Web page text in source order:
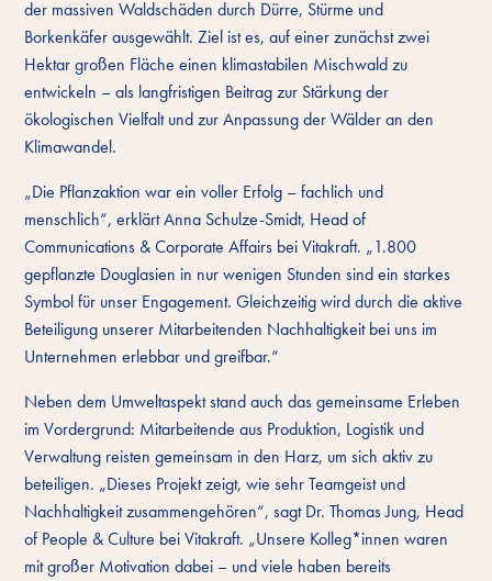
der massiven Waldschäden durch Dürre, Stürme und
Borkenkäfer ausgewählt. Ziel ist es, auf einer zunächst zwei
Hektar großen Fläche einen klimastabilen Mischwald zu
entwickeln – als langfristigen Beitrag zur Stärkung der
ökologischen Vielfalt und zur Anpassung der Wälder an den
Klimawandel.
„Die Pflanzaktion war ein voller Erfolg – fachlich und
menschlich“, erklärt Anna Schulze-Smidt, Head of
Communications & Corporate Affairs bei Vitakraft. „1.800
gepflanzte Douglasien in nur wenigen Stunden sind ein starkes
Symbol für unser Engagement. Gleichzeitig wird durch die aktive
Beteiligung unserer Mitarbeitenden Nachhaltigkeit bei uns im
Unternehmen erlebbar und greifbar.“
Neben dem Umweltaspekt stand auch das gemeinsame Erleben
im Vordergrund: Mitarbeitende aus Produktion, Logistik und
Verwaltung reisten gemeinsam in den Harz, um sich aktiv zu
beteiligen. „Dieses Projekt zeigt, wie sehr Teamgeist und
Nachhaltigkeit zusammengehören“, sagt Dr. Thomas Jung, Head
of People & Culture bei Vitakraft. „Unsere Kolleg*innen waren
mit großer Motivation dabei – und viele haben bereits